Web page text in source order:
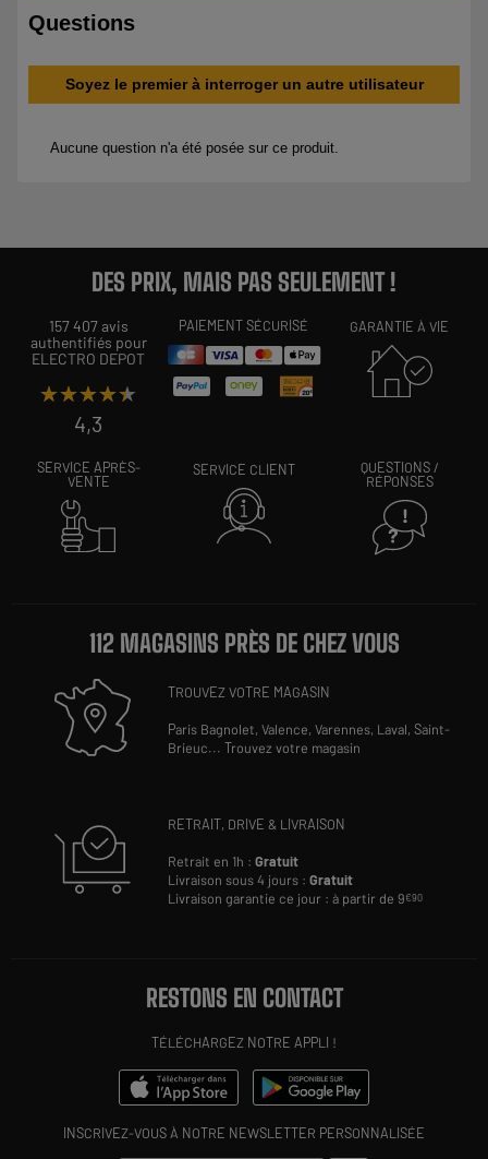
DES PRIX, MAIS PAS SEULEMENT !
157 407 avis
authentifiés pour
ELECTRO DEPOT
★★★★★
★★★★★
4,3
PAIEMENT SÉCURISÉ GARANTIE À VIE
SERVICE APRÈS-
VENTE
SERVICE CLIENT
QUESTIONS /
RÉPONSES
112 MAGASINS PRÈS DE CHEZ VOUS
TROUVEZ VOTRE MAGASIN
Paris Bagnolet,Valence,Varennes, Laval,Saint-
Brieuc...Trouvez votre magasin
RETRAIT, DRIVE & LIVRAISON
Retrait en 1h :Gratuit
Livraison sous 4 jours :Gratuit
Livraison garantie ce jour : à partir de 9€90
RESTONS EN CONTACT
TÉLÉCHARGEZ NOTRE APPLI !
INSCRIVEZ-VOUS À NOTRE NEWSLETTER PERSONNALISÉE